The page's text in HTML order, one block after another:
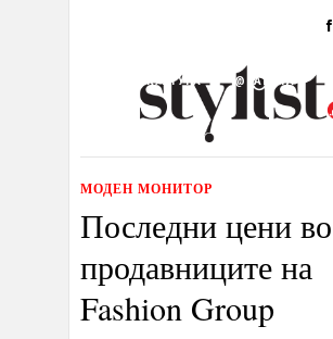
УБАВИНА
КУЛТУРА @РАБОТА
ИЗЛОГ
МОДЕН МОНИТОР
Последни цени во
продавниците на
Fashion Group